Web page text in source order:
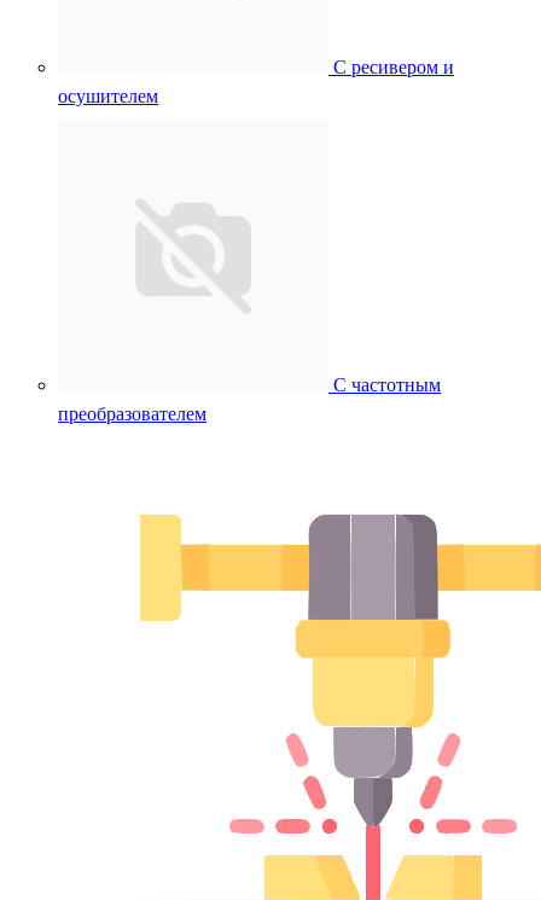
С ресивером и
осушителем
С частотным
преобразователем